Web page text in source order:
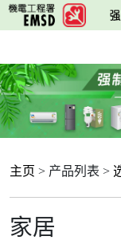
跳
至
要
内
容
主页 > 产品列表 >
家居